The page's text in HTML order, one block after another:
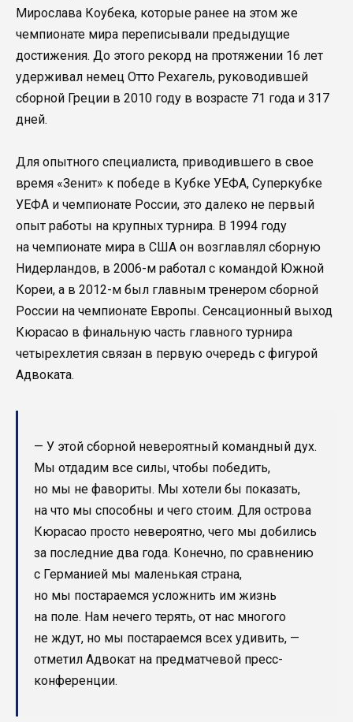
Мирослава Коубека, которые ранее на этом же
чемпионате мира переписывали предыдущие
достижения. До этого рекорд на протяжении 16 лет
удерживал немец Отто Рехагель, руководившей
сборной Греции в 2010 году в возрасте 71 года и 317
дней.
Для опытного специалиста, приводившего в свое
время «Зенит» к победе в Кубке УЕФА, Суперкубке
УЕФА и чемпионате России, это далеко не первый
опыт работы на крупных турнира. В 1994 году
на чемпионате мира в США он возглавлял сборную
Нидерландов, в 2006-м работал с командой Южной
Кореи, а в 2012-м был главным тренером сборной
России на чемпионате Европы. Сенсационный выход
Кюрасао в финальную часть главного турнира
четырехлетия связан в первую очередь с фигурой
Адвоката.
— У этой сборной невероятный командный дух.
Мы отдадим все силы, чтобы победить,
но мы не фавориты. Мы хотели бы показать,
на что мы способны и чего стоим. Для острова
Кюрасао просто невероятно, чего мы добились
за последние два года. Конечно, по сравнению
с Германией мы маленькая страна,
но мы постараемся усложнить им жизнь
на поле. Нам нечего терять, от нас многого
не ждут, но мы постараемся всех удивить, —
отметил Адвокат на предматчевой пресс-
конференции.